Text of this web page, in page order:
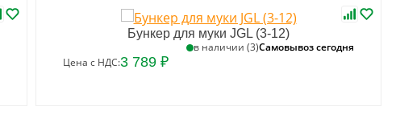
Бункер для муки JGL (3-12)
в наличии (3)Самовывоз сегодня
Цена с НДС:3 789 ₽